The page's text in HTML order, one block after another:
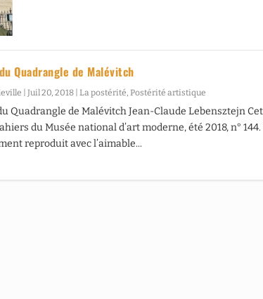
Quadrangle de Malévitch
|Juil 20, 2018 |La postérité,Postérité artistique
Quadrangle de Malévitch Jean-Claude Lebensztejn
du Musée national d’art moderne, été 2018, n°
reproduit avec l’aimable...